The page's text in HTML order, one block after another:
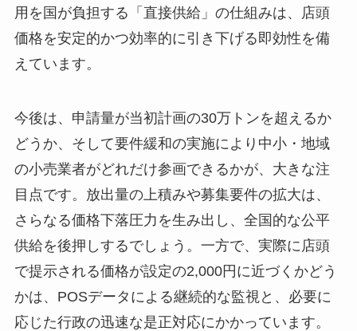
用を国が負担する「直接供給」の仕組みは、店頭
価格を安定的かつ効率的に引き下げる即効性を備
えています。
今後は、申請量が当初計画の30万トンを超えるか
どうか、そして要件緩和の実施により中小・地域
の小売業者がどれだけ参画できるかが、大きな注
目点です。放出量の上積みや募集要件の拡大は、
さらなる価格下落圧力を生み出し、全国的な公平
供給を後押しするでしょう。一方で、実際に店頭
で提示される価格が設定の2,000円に近づくかどう
かは、POSデータによる継続的な監視と、必要に
応じた行政の迅速な是正対応にかかっています。